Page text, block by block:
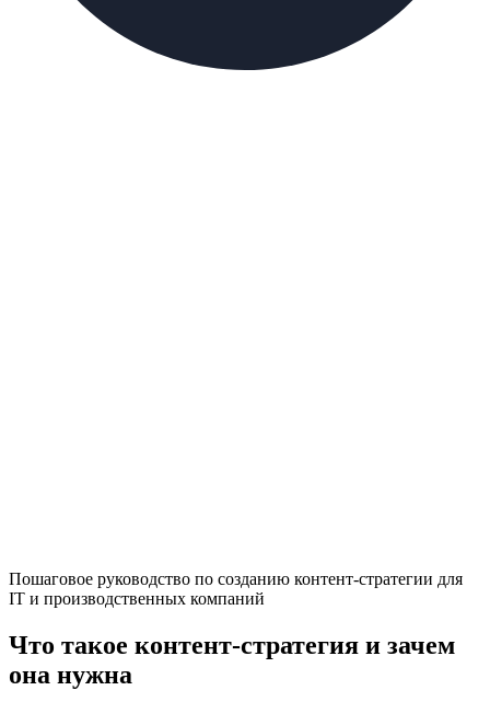
Пошаговое руководство по созданию контент-стратегии для
IT и производственных компаний
Что такое контент-стратегия и зачем
она нужна